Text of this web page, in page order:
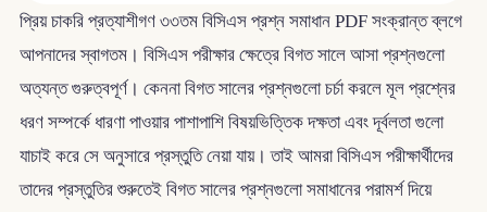
প্রিয় চাকরি প্রত্যাশীগণ ৩৩তম বিসিএস প্রশ্ন সমাধান PDF সংক্রান্ত ব্লগে
আপনাদের স্বাগতম। বিসিএস পরীক্ষার ক্ষেত্রে বিগত সালে আসা প্রশ্নগুলো
অত্যন্ত গুরুত্বপূর্ণ। কেননা বিগত সালের প্রশ্নগুলো চর্চা করলে মূল প্রশ্নের
ধরণ সম্পর্কে ধারণা পাওয়ার পাশাপাশি বিষয়ভিত্তিক দক্ষতা এবং দূর্বলতা গুলো
যাচাই করে সে অনুসারে প্রস্তুতি নেয়া যায়। তাই আমরা বিসিএস পরীক্ষার্থীদের
তাদের প্রস্তুতির শুরুতেই বিগত সালের প্রশ্নগুলো সমাধানের পরামর্শ দিয়ে